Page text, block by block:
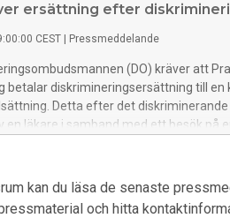
ersättning efter
CEST Pressmeddelande
(DO) kräver att
betalar diskrimineringsersättning till en
Detta efter det
en läkare i samband med ett besök på
kan du läsa de senaste
och hitta